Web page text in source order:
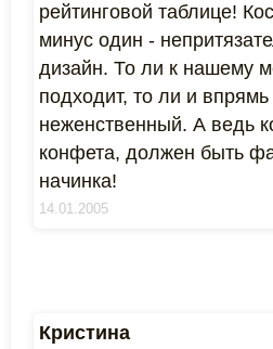
рейтинговой таблице!
минус один -
дизайн. То ли к нашему
подходит, то ли и впрямь
неженственный. А ведь
конфета, должен быть
начинка!
14.01.2005
Кристина